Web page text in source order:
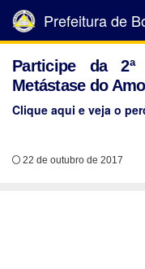
Prefeitura de
Participe da
Metástase do
Clique aqui e veja o
22 de outubro de 2017